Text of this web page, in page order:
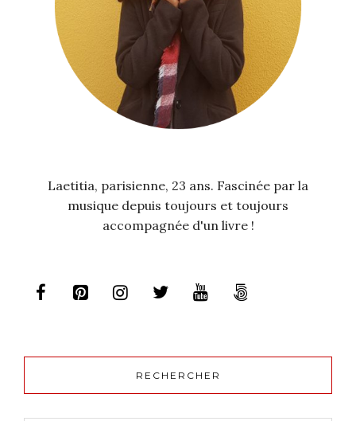
Laetitia, parisienne, 23 ans. Fascinée par la
musique depuis toujours et toujours
accompagnée d'un livre !
RECHERCHER